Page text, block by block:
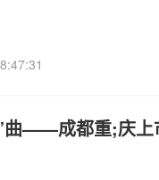
曲——成都重;庆上